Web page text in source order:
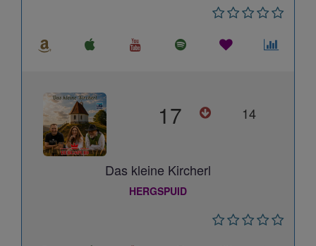
17 14
Das kleine Kircherl
HERGSPUID